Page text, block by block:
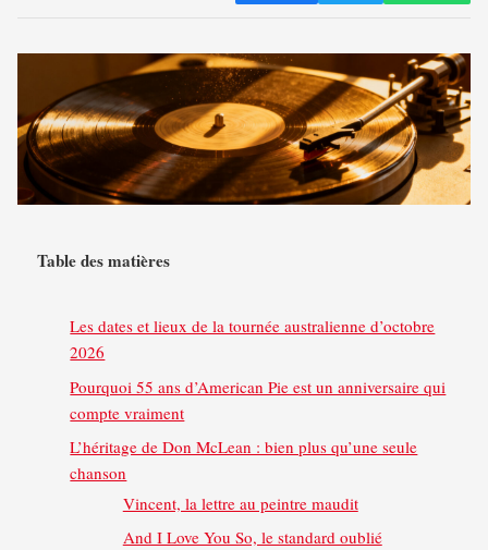
Table des matières
Les dates et lieux de la tournée australienne d’octobre
2026
Pourquoi 55 ans d’American Pie est un anniversaire qui
compte vraiment
L’héritage de Don McLean : bien plus qu’une seule
chanson
Vincent, la lettre au peintre maudit
And I Love You So, le standard oublié